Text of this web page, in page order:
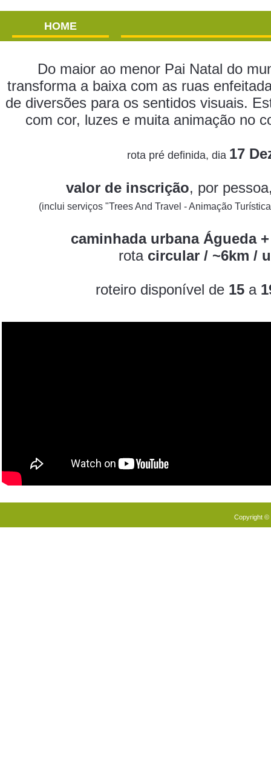
HOME
Do maior ao menor Pai Natal do
transforma a baixa com as ruas
de diversões para os sentidos visuais.
com cor, luzes e muita animação no
rota pré definida, dia 17
valor de inscrição, por
(inclui serviços "Trees And Travel - Animação
caminhada urbana Águeda
rota circular / ~6km /
roteiro disponível de 15a
Copyright ©